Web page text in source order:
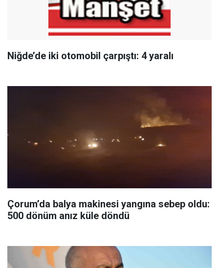
Niğde’de iki otomobil çarpıştı: 4 yaralı
Çorum’da balya makinesi yangına sebep oldu:
500 dönüm anız küle döndü